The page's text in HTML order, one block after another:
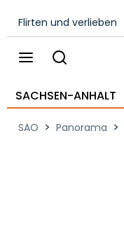
Flirten und verlieben
SACHSEN-ANHALT
SAO > Panorama >